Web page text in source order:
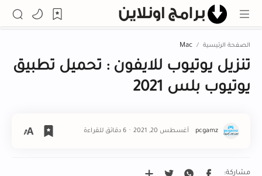
الصفحة الرئيسية Mac
تنزيل يوتيوب للايفون : تحميل تطبيق
يوتيوب بلس 2021
6 دقائق للقراءة